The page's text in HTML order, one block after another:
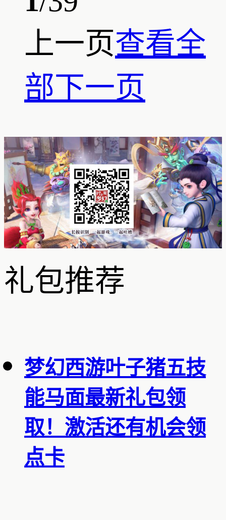
上一页查看全
部下一页
礼包推荐
梦幻西游叶子猪五技
能马面最新礼包领
取！激活还有机会领
点卡